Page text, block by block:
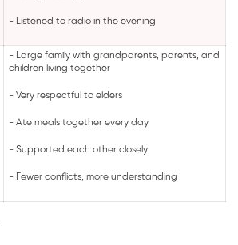
- Listened to radio in the evening
- Large family with grandparents, parents, and
children living together
- Very respectful to elders
- Ate meals together every day
- Supported each other closely
- Fewer conflicts, more understanding